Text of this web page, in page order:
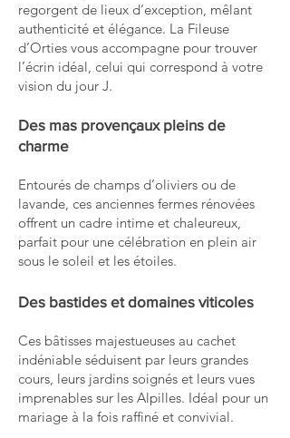
regorgent de lieux d’exception, mêlant
authenticité et élégance. La Fileuse
d’Orties vous accompagne pour trouver
l’écrin idéal, celui qui correspond à votre
vision du jour J.
Des mas provençaux pleins de
charme
Entourés de champs d’oliviers ou de
lavande, ces anciennes fermes rénovées
offrent un cadre intime et chaleureux,
parfait pour une célébration en plein air
sous le soleil et les étoiles.
Des bastides et domaines viticoles
Ces bâtisses majestueuses au cachet
indéniable séduisent par leurs grandes
cours, leurs jardins soignés et leurs vues
imprenables sur les Alpilles. Idéal pour un
mariage à la fois raffiné et convivial.